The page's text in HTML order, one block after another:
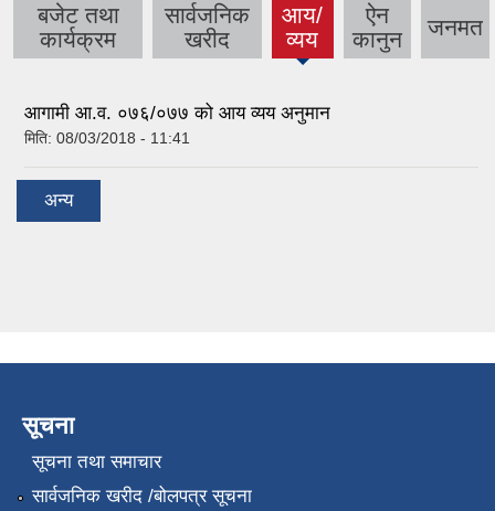
बजेट तथा
कार्यक्रम
सार्वजनिक
खरीद
आय/
व्यय
(active
tab)
ऐन
कानुन
जनमत
आगामी आ.व. ०७६/०७७ को आय व्यय अनुमान
मिति: 08/03/2018 - 11:41
अन्य
सूचना
सूचना तथा समाचार
सार्वजनिक खरीद /बोलपत्र सूचना